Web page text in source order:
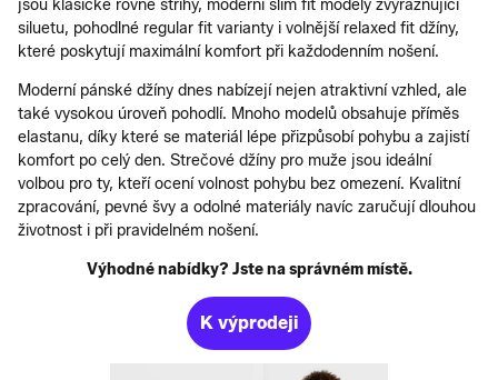
jsou klasické rovné střihy, moderní slim fit modely zvýrazňující
siluetu, pohodlné regular fit varianty i volnější relaxed fit džíny,
které poskytují maximální komfort při každodenním nošení.
Moderní pánské džíny dnes nabízejí nejen atraktivní vzhled, ale
také vysokou úroveň pohodlí. Mnoho modelů obsahuje příměs
elastanu, díky které se materiál lépe přizpůsobí pohybu a zajistí
komfort po celý den. Strečové džíny pro muže jsou ideální
volbou pro ty, kteří ocení volnost pohybu bez omezení. Kvalitní
zpracování, pevné švy a odolné materiály navíc zaručují dlouhou
životnost i při pravidelném nošení.
Výhodné nabídky? Jste na správném místě.
K výprodeji